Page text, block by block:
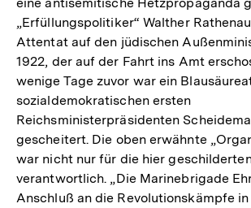
„Erfüllungspolitiker“ Walther
Attentat auf den jüdischen
1922, der auf der Fahrt ins Amt
wenige Tage zuvor war ein
sozialdemokratischen ersten
Reichsministerpräsidenten
gescheitert. Die oben erwähnte
war nicht nur für die hier
verantwortlich. „Die Marinebrigade
Anschluß an die Revolutionskämpfe